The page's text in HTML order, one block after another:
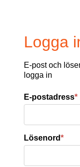
Logga
E-post och
logga in
E-postadress*
Lösenord*